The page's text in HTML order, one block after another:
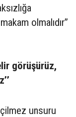
olmalıdır’’
görüşürüz,
unsuru